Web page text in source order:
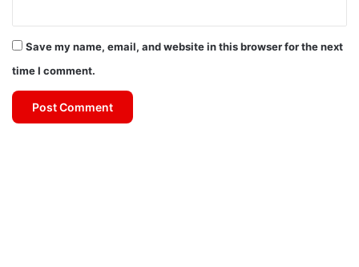
Save my name, email, and website in this browser for the next
time I comment.